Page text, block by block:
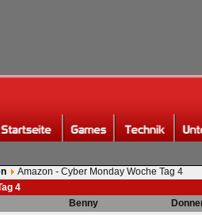
Amazon - Cyber Monday Woche Tag 4
4
Benny